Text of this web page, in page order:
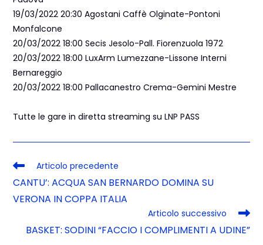
19/03/2022 20:30 Agostani Caffè Olginate-Pontoni
Monfalcone
20/03/2022 18:00 Secis Jesolo-Pall. Fiorenzuola 1972
20/03/2022 18:00 LuxArm Lumezzane-Lissone Interni
Bernareggio
20/03/2022 18:00 Pallacanestro Crema-Gemini Mestre
Tutte le gare in diretta streaming su LNP PASS
Articolo precedente
CANTU’: ACQUA SAN BERNARDO DOMINA SU
VERONA IN COPPA ITALIA
Articolo successivo
BASKET: SODINI “FACCIO I COMPLIMENTI A UDINE”